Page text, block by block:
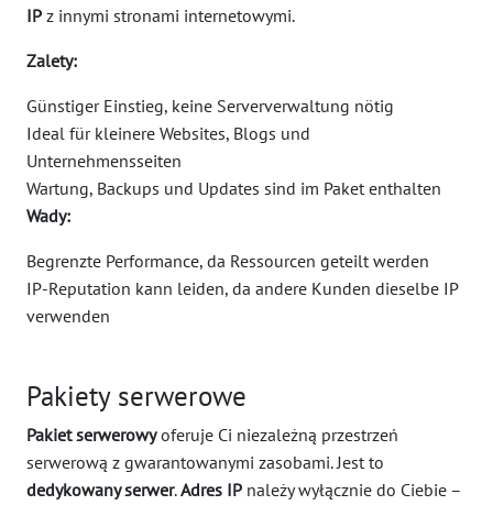
IP z innymi stronami internetowymi.
Zalety:
Günstiger Einstieg, keine Serververwaltung nötig
Ideal für kleinere Websites, Blogs und
Unternehmensseiten
Wartung, Backups und Updates sind im Paket enthalten
Wady:
Begrenzte Performance, da Ressourcen geteilt werden
IP-Reputation kann leiden, da andere Kunden dieselbe IP
verwenden
Pakiety serwerowe
Pakiet serwerowyoferuje Ci niezależną przestrzeń
serwerową z gwarantowanymi zasobami. Jest to
dedykowany serwer.Adres IP należy wyłącznie do Ciebie –